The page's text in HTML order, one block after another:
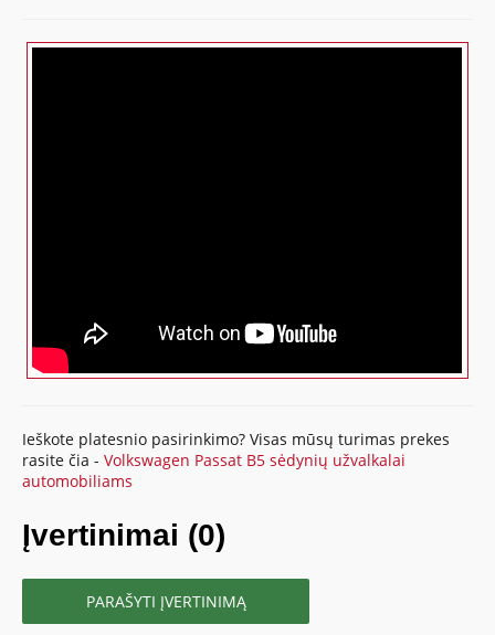
Ieškote platesnio pasirinkimo? Visas mūsų turimas prekes
rasite čia -Volkswagen Passat B5 sėdynių užvalkalai
automobiliams
Įvertinimai (0)
PARAŠYTI ĮVERTINIMĄ